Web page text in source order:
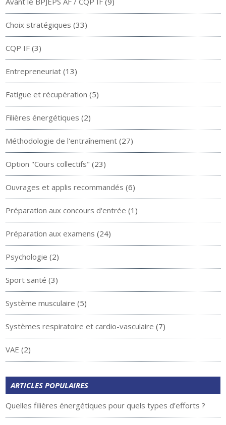
Choix stratégiques (33)
CQP IF (3)
Entrepreneuriat (13)
Fatigue et récupération (5)
Filières énergétiques (2)
Méthodologie de l'entraînement (27)
Option "Cours collectifs" (23)
Ouvrages et applis recommandés (6)
Préparation aux concours d'entrée (1)
Préparation aux examens (24)
Psychologie (2)
Sport santé (3)
Système musculaire (5)
Systèmes respiratoire et cardio-vasculaire (7)
VAE (2)
ARTICLES POPULAIRES
Quelles filières énergétiques pour quels types d’efforts ?